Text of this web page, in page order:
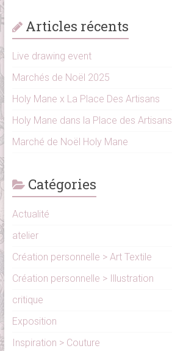
Articles récents
Live drawing event
Marchés de Noël 2025
Holy Mane x La Place Des Artisans
Holy Mane dans la Place des Artisans
Marché de Noël Holy Mane
Catégories
Actualité
atelier
Création personnelle > Art Textile
Création personnelle > Illustration
critique
Exposition
Inspiration > Couture